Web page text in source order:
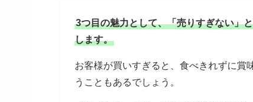
3つ目の魅力として、「売りすぎない」
します。
お客様が買いすぎると、食べきれずに賞
うこともあるでしょう。